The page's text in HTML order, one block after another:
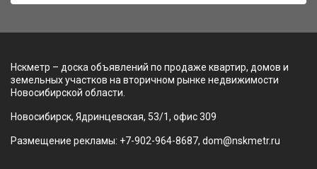
Нскметр – доска объявлений по продаже квартир, домов и
земельных участков на вторичном рынке недвижимости
Новосибирской области.
Новосибирск, Ядринцевская, 53/1, офис 309
Размещение рекламы: +7-902-964-8687, dom@nskmetr.ru